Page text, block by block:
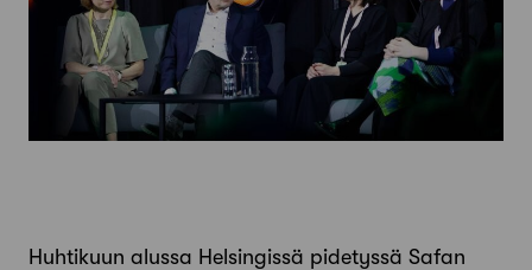
Huhtikuun alussa Helsingissä pidetyssä Safan